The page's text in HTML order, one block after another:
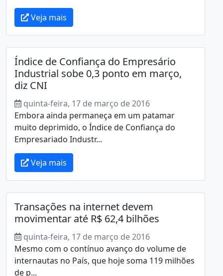
Veja mais
Índice de Confiança do Empresário
Industrial sobe 0,3 ponto em março,
diz CNI
quinta-feira, 17 de março de 2016
Embora ainda permaneça em um patamar
muito deprimido, o Índice de Confiança do
Empresariado Industr...
Veja mais
Transações na internet devem
movimentar até R$ 62,4 bilhões
quinta-feira, 17 de março de 2016
Mesmo com o contínuo avanço do volume de
internautas no País, que hoje soma 119 milhões
de p...